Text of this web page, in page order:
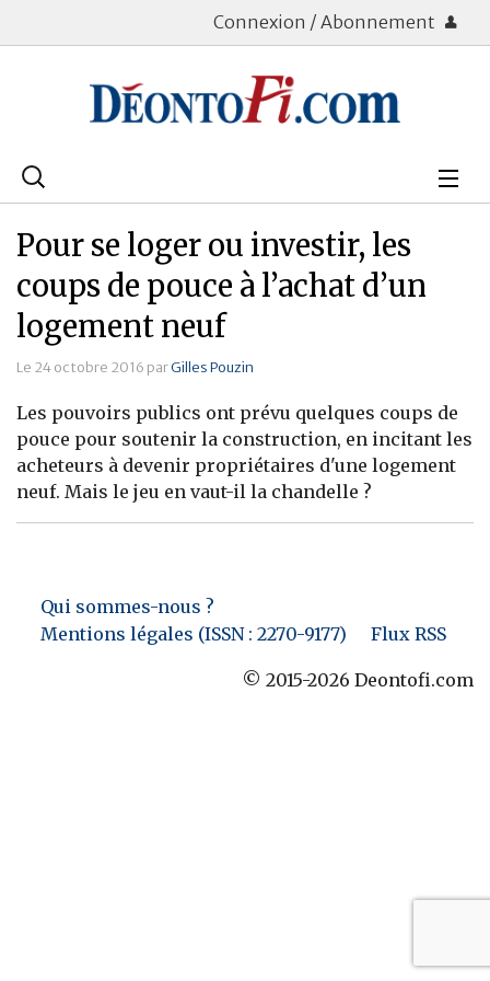
Connexion / Abonnement
Rechercher
Bourse
Placements
Assurance Vie
Patrimoine
Immobilier
Banque
Pour se loger ou investir, les
coups de pouce à l’achat d’un
logement neuf
Le 24 octobre 2016 parGilles Pouzin
Les pouvoirs publics ont prévu quelques coups de
pouce pour soutenir la construction, en incitant les
acheteurs à devenir propriétaires d'une logement
neuf. Mais le jeu en vaut-il la chandelle ?
Qui sommes-nous ?
Mentions légales (ISSN : 2270-9177)
Flux RSS
© 2015-2026 Deontofi.com